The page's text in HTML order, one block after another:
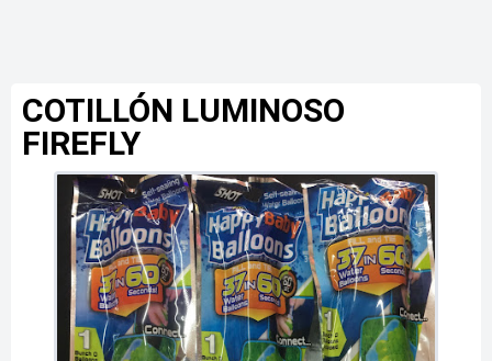
COTILLÓN LUMINOSO
FIREFLY